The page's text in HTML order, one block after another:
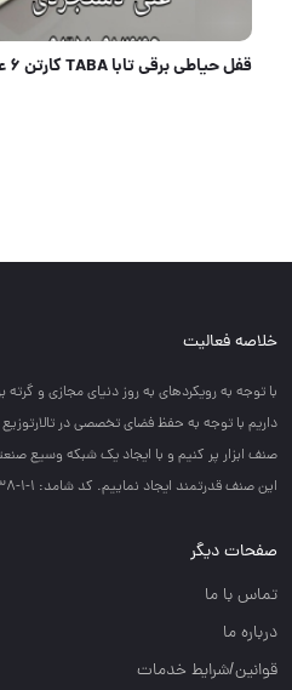
خلاصه فعالیت
با توجه به رويكردهاي به روز دنياي مجازي و
داريم با توجه به حفظ فضاي تخصصي در
صنف ابزار پر كنيم و با ايجاد يك شبكه وسيع
اين صنف قدرتمند ايجاد نماييم. کد شامد: 1-1-756538-65-0-2
صفحات دیگر
تماس با ما
درباره ما
قوانین/شرایط خدمات